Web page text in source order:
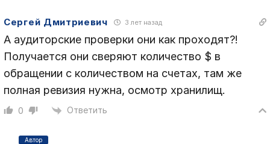
Сергей Дмитриевич 3 лет назад
А аудиторские проверки они как проходят?!
Получается они сверяют количество $ в
обращении с количеством на счетах, там же
полная ревизия нужна, осмотр хранилищ.
0 Ответить
Автор